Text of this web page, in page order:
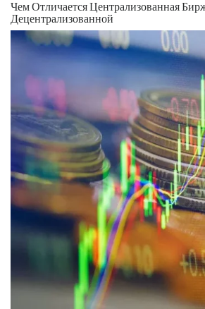
Чем Отличается Централизованная
Децентрализованной